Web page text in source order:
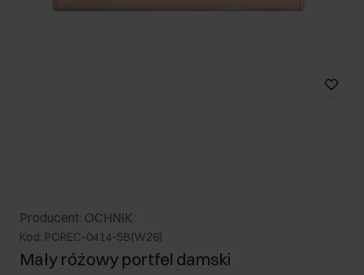
Producent: OCHNIK
Kod: POREC-0414-5B(W26)
Mały różowy portfel damski